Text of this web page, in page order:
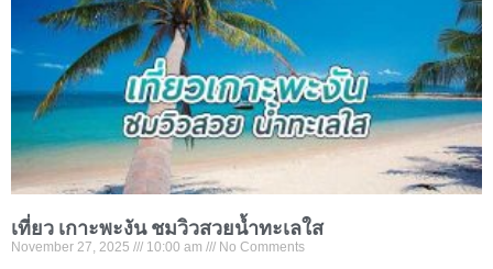
เที่ยว เกาะพะงัน ชมวิวสวยน้ำทะเลใส
November 27, 2025 10:00 am No Comments